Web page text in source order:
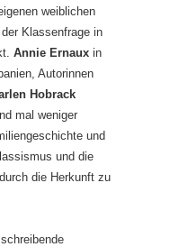
weiblichen
Klassenfrage in
Annie Ernaux in
Autorinnen
Hobrack
mal weniger
und
und die
die Herkunft zu